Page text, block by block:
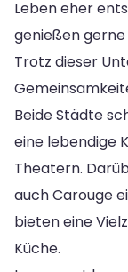
Leben eher
genießen gerne
Trotz dieser
Beide Städte
eine lebendige
Theatern.
auch Carouge
bieten eine
Küche.